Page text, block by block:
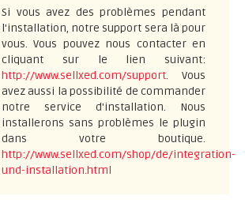
Si vous avez des problèmes pendant
l'installation, notre support sera là pour
vous. Vous pouvez nous contacter en
cliquant sur le lien suivant:
http://www.sellxed.com/support. Vous
avez aussi la possibilité de commander
notre service d'installation. Nous
installerons sans problèmes le plugin
dans votre boutique.
http://www.sellxed.com/shop/de/integration-
und-installation.html